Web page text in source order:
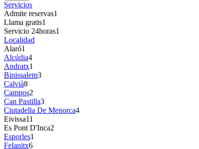
Servicios
Admite reservas1
Llama gratis1
Servicio 24horas1
Localidad
Alaró1
Alcúdia4
Andratx1
Binissalem3
Calvià8
Campos2
Can Pastilla3
Ciutadella De Menorca4
Eivissa11
Es Pont D'Inca2
Esporles1
Felanitx6